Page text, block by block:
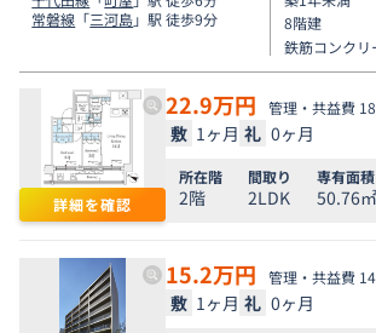
常磐線 「三河島」駅 徒歩9分
8階建
鉄筋コンクリ
詳細を確認
22.9万円 管理・共益費
敷 1ヶ月 礼 0ヶ月
所在階
2階
間取り
2LDK
専有面積
50.76㎡
15.2万円 管理・共益費
敷 1ヶ月 礼 0ヶ月